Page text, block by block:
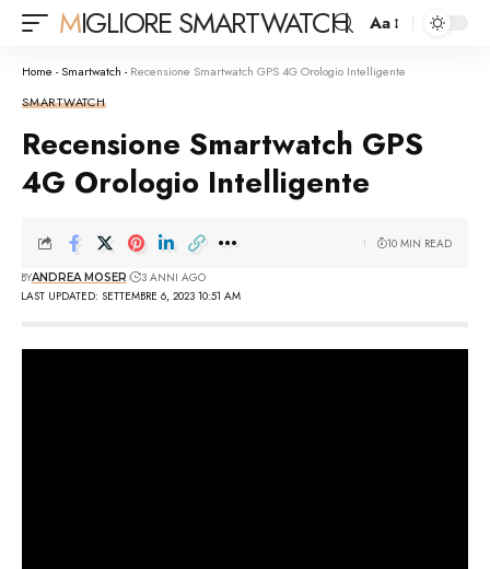
MIGLIORE SMARTWATCH
Font
Resizer
Aa
Home -Smartwatch -Recensione Smartwatch GPS 4G Orologio Intelligente
SMARTWATCH
Recensione Smartwatch GPS
4G Orologio Intelligente
LAST UPDATED: SETTEMBRE 6, 2023 10:51 AM
BYANDREA MOSER 3 ANNI AGO
10 MIN READ